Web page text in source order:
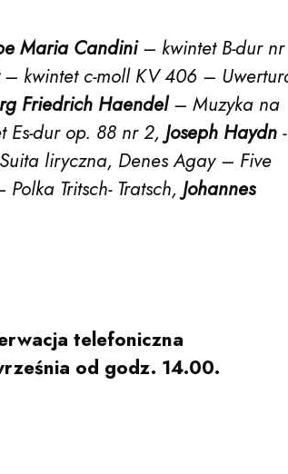
Maria Candini– kwintet B-dur nr
– kwintet c-moll KV 406 –
Friedrich Haendel– Muzyka na
Es-dur op. 88 nr 2,Joseph Haydn -
liryczna, Denes Agay – Five
Tritsch- Tratsch,Johannes
telefoniczna
od godz. 14.00.